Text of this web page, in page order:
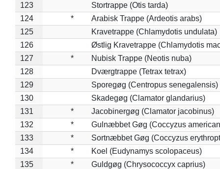
123
Stortrappe (Otis tarda)
124
*
Arabisk Trappe (Ardeotis arabs)
125
Kravetrappe (Chlamydotis undulata)
126
Østlig Kravetrappe (Chlamydotis
127
*
Nubisk Trappe (Neotis nuba)
128
Dværgtrappe (Tetrax tetrax)
129
Sporegøg (Centropus senegalensis)
130
Skadegøg (Clamator glandarius)
131
*
Jacobinergøg (Clamator jacobinus)
132
*
Gulnæbbet Gøg (Coccyzus
133
*
Sortnæbbet Gøg (Coccyzus
134
*
Koel (Eudynamys scolopaceus)
135
*
Guldgøg (Chrysococcyx caprius)